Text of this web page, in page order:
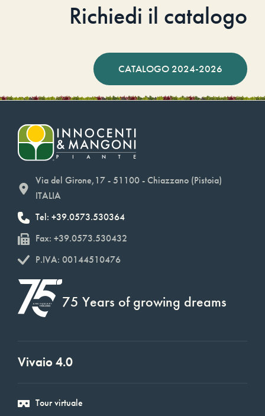
Richiedi il catalogo
CATALOGO 2024-2026
Via del Girone,17 - 51100 - Chiazzano (Pistoia)
ITALIA
Tel: +39.0573.530364
Fax: +39.0573.530432
P.IVA: 00144510476
75 Years of growing dreams
Vivaio 4.0
Tour virtuale